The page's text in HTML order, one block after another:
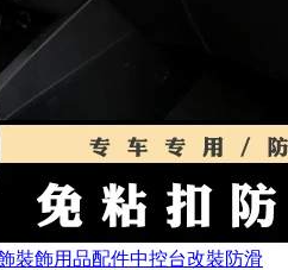
裝飾用品配件中控台改裝防滑